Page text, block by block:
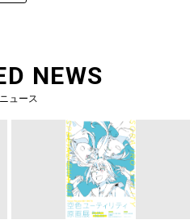
NEWS
ュース